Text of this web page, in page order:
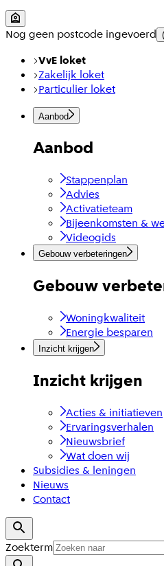
Nog geen postcode ingevoerd
VvE loket
Zakelijk loket
Particulier loket
Aanbod
Aanbod
Stappenplan
Advies
Activatieteam
Bijeenkomsten &
Videogids
Gebouw verbeteringen
Gebouw
Woningkwaliteit
Energie besparen
Inzicht krijgen
Inzicht krijgen
Acties & initiatieven
Ervaringsverhalen
Nieuwsbrief
Wat doen wij
Subsidies & leningen
Nieuws
Contact
Zoekterm